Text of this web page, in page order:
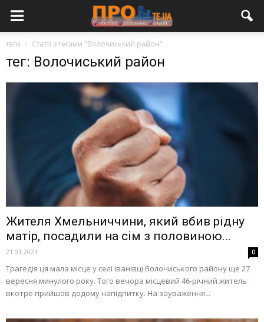
теги Статті з тегами "Волочиський район"
тег: Волочиський район
Жителя Хмельниччини, який вбив рідну
матір, посадили на сім з половиною...
21.01.2021 0
Трагедія ця мала місце у селі Іванівці Волочиського району ще 27
вересня минулого року. Того вечора місцевий 46-річний житель
вкотре прийшов додому напідпитку. На зауваження...